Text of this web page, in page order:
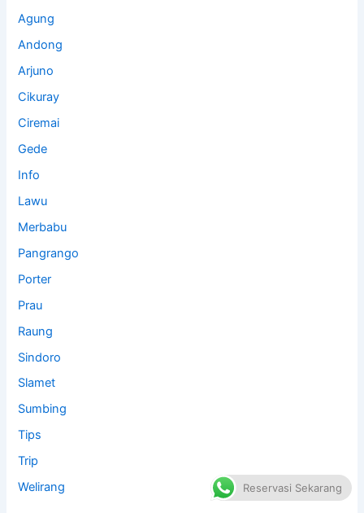
Agung
Andong
Arjuno
Cikuray
Ciremai
Gede
Info
Lawu
Merbabu
Pangrango
Porter
Prau
Raung
Sindoro
Slamet
Sumbing
Tips
Trip
Welirang
Reservasi Sekarang